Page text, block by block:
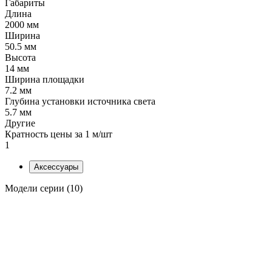
Габариты
Длина
2000 мм
Ширина
50.5 мм
Высота
14 мм
Ширина площадки
7.2 мм
Глубина установки источника света
5.7 мм
Другие
Кратность цены за 1 м/шт
1
Аксессуары
Модели серии (10)